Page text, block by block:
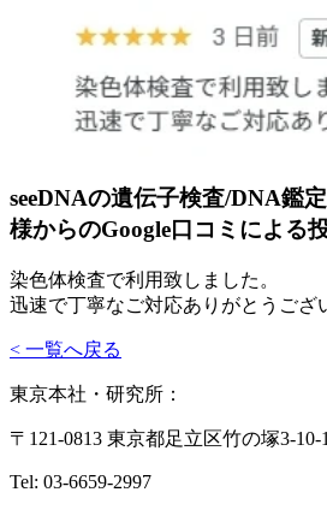
seeDNAの遺伝子検査/DNA鑑
様からのGoogle口コミによる
染色体検査で利用致しました。
迅速で丁寧なご対応ありがとうござ
< 一覧へ戻る
東京本社・研究所：
〒121-0813 東京都足立区竹の塚3-
Tel: 03-6659-2997